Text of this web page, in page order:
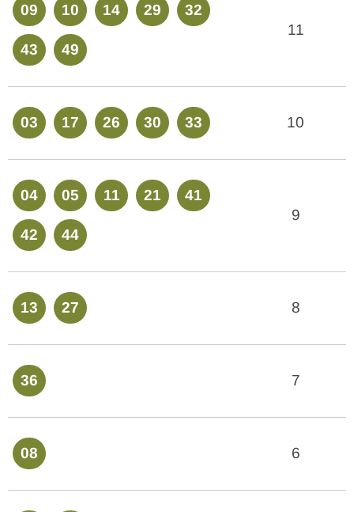
09 10 14 29 32
43 49
11
03 17 26 30 33 10
04 05 11 21 41
42 44
9
13 27 8
36 7
08 6